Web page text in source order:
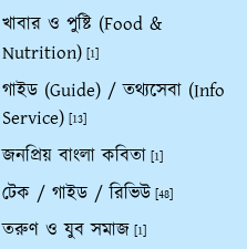
খাবার ও পুষ্টি (Food &
Nutrition) [1]
গাইড (Guide) / তথ্যসেবা (Info
Service) [13]
জনপ্রিয় বাংলা কবিতা [1]
টেক / গাইড / রিভিউ [48]
তরুণ ও যুব সমাজ [1]